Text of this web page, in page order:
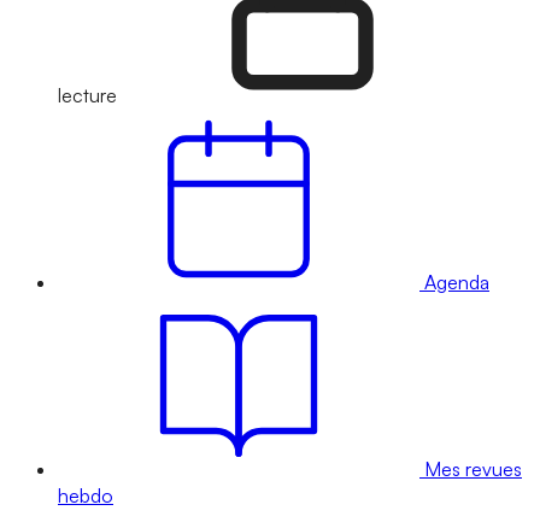
lecture
Agenda
Mes revues
hebdo